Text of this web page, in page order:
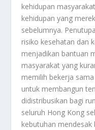
kehidupan
kehidupan yang
sebelumnya.
risiko kesehatan dan
menjadikan bantuan
masyarakat yang
memilih bekerja
untuk membangun
didistribusikan bagi
seluruh Hong Kong
kebutuhan mendesak